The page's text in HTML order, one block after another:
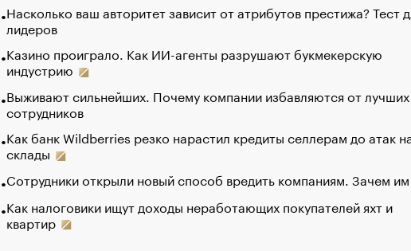
Насколько ваш авторитет зависит от атрибутов престижа? Тест
лидеров
Казино проиграло. Как ИИ-агенты разрушают букмекерскую
индустрию
Выживают сильнейших. Почему компании избавляются от лучших
сотрудников
Как банк Wildberries резко нарастил кредиты селлерам до атак
склады
Сотрудники открыли новый способ вредить компаниям. Зачем
Как налоговики ищут доходы неработающих покупателей яхт и
квартир